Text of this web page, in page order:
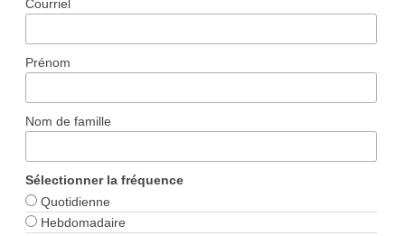
Courriel
Prénom
Nom de famille
Sélectionner la fréquence
Quotidienne
Hebdomadaire